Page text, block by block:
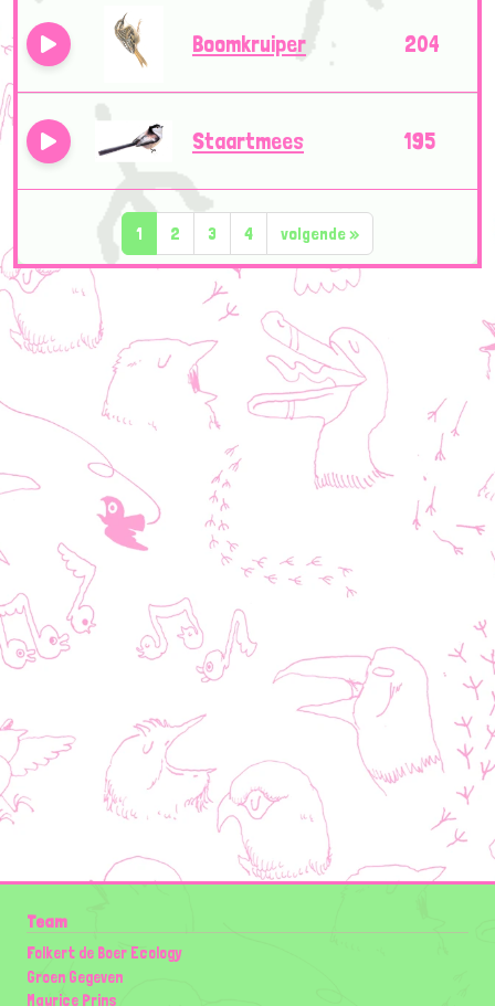
Boomkruiper 204
Staartmees 195
1 2 3 4 volgende»
Team
Folkert de Boer Ecology
Groen Gegeven
Maurice Prins